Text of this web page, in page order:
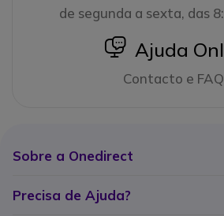
de segunda a sexta, das
icon
Ajuda
Contacto e
Sobre a Onedirect
Precisa de Ajuda?